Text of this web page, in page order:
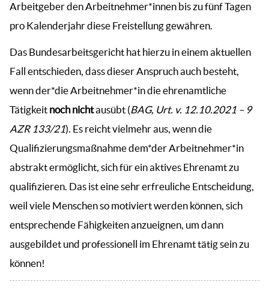
Arbeitgeber den Arbeitnehmer*innen bis zu fünf Tagen
pro Kalenderjahr diese Freistellung gewähren.
Das Bundesarbeitsgericht hat hierzu in einem aktuellen
Fall entschieden, dass dieser Anspruch auch besteht,
wenn der*die Arbeitnehmer*in die ehrenamtliche
Tätigkeit noch nichtausübt (BAG, Urt. v. 12.10.2021 – 9
AZR 133/21). Es reicht vielmehr aus, wenn die
Qualifizierungsmaßnahme dem*der Arbeitnehmer*in
abstrakt ermöglicht, sich für ein aktives Ehrenamt zu
qualifizieren. Das ist eine sehr erfreuliche Entscheidung,
weil viele Menschen so motiviert werden können, sich
entsprechende Fähigkeiten anzueignen, um dann
ausgebildet und professionell im Ehrenamt tätig sein zu
können!